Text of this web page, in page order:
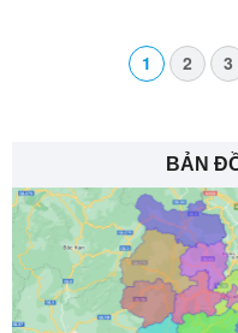
1 2 3
BẢN